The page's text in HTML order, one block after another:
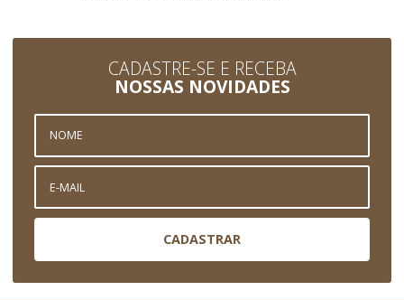
CADASTRE-SE E RECEBA
NOSSAS NOVIDADES
CADASTRAR